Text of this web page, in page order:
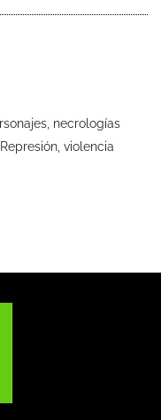
necrologías
violencia